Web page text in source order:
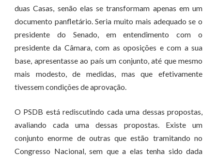
duas Casas, senão elas se transformam apenas em um
documento panfletário. Seria muito mais adequado se o
presidente do Senado, em entendimento com o
presidente da Câmara, com as oposições e com a sua
base, apresentasse ao país um conjunto, até que mesmo
mais modesto, de medidas, mas que efetivamente
tivessem condições de aprovação.
O PSDB está rediscutindo cada uma dessas propostas,
avaliando cada uma dessas propostas. Existe um
conjunto enorme de outras que estão tramitando no
Congresso Nacional, sem que a elas tenha sido dada